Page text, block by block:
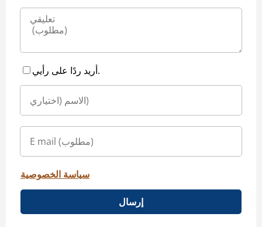
أريد ردًا على رأيي.
سياسة الخصوصية
إرسال